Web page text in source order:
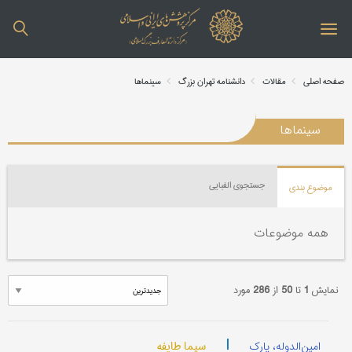
صفحه اصلی مقالات دانشنامه تهران بزرگ سینماها
سینماها
موضوع بندی جستجوی الفبایی
همه موضوعات
نمایش 1تا50 از286مورد
امین‌الدوله، پارک | سیما طایفه